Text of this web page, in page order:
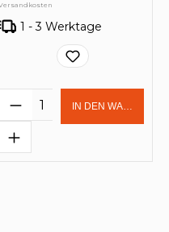
den
1 - 3 Werktage
Produkt Anzahl:
IN DEN